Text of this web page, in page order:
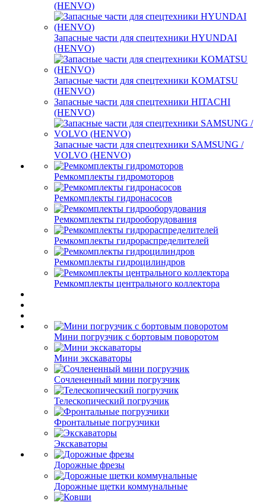
(HENVO)
Запасные части для спецтехники HYUNDAI
(HENVO)
Запасные части для спецтехники KOMATSU
(HENVO)
Запасные части для спецтехники HITACHI
(HENVO)
Запасные части для спецтехники SAMSUNG /
VOLVO (HENVO)
Ремкомплекты гидромоторов
Ремкомплекты гидронасосов
Ремкомплекты гидрооборудования
Ремкомплекты гидрораспределителей
Ремкомплекты гидроцилиндров
Ремкомплекты центрального коллектора
Мини погрузчик с бортовым поворотом
Мини экскаваторы
Сочлененный мини погрузчик
Телескопический погрузчик
Фронтальные погрузчики
Экскаваторы
Дорожные фрезы
Дорожные щетки коммунальные